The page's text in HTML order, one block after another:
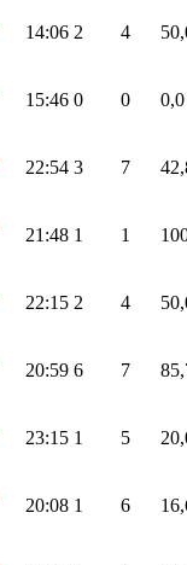
14:06 2 4
15:46 0 0 0,0
22:54 3 7
21:48 1 1
22:15 2 4
20:59 6 7
23:15 1 5
20:08 1 6